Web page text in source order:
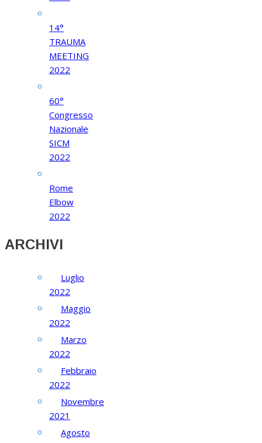
14°
TRAUMA
MEETING
2022
60°
Congresso
Nazionale
SICM
2022
Rome
Elbow
2022
ARCHIVI
Luglio
2022
Maggio
2022
Marzo
2022
Febbraio
2022
Novembre
2021
Agosto